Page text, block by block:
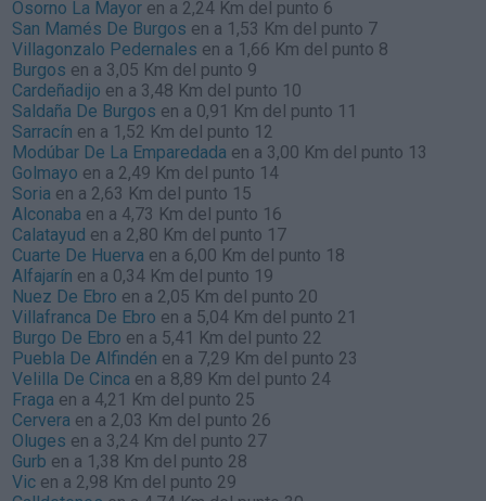
Osorno La Mayor en a 2,24 Km del punto 6
San Mamés De Burgos en a 1,53 Km del punto 7
Villagonzalo Pedernales en a 1,66 Km del punto 8
Burgos en a 3,05 Km del punto 9
Cardeñadijo en a 3,48 Km del punto 10
Saldaña De Burgos en a 0,91 Km del punto 11
Sarracín en a 1,52 Km del punto 12
Modúbar De La Emparedada en a 3,00 Km del punto 13
Golmayo en a 2,49 Km del punto 14
Soria en a 2,63 Km del punto 15
Alconaba en a 4,73 Km del punto 16
Calatayud en a 2,80 Km del punto 17
Cuarte De Huerva en a 6,00 Km del punto 18
Alfajarín en a 0,34 Km del punto 19
Nuez De Ebro en a 2,05 Km del punto 20
Villafranca De Ebro en a 5,04 Km del punto 21
Burgo De Ebro en a 5,41 Km del punto 22
Puebla De Alfindén en a 7,29 Km del punto 23
Velilla De Cinca en a 8,89 Km del punto 24
Fraga en a 4,21 Km del punto 25
Cervera en a 2,03 Km del punto 26
Oluges en a 3,24 Km del punto 27
Gurb en a 1,38 Km del punto 28
Vic en a 2,98 Km del punto 29